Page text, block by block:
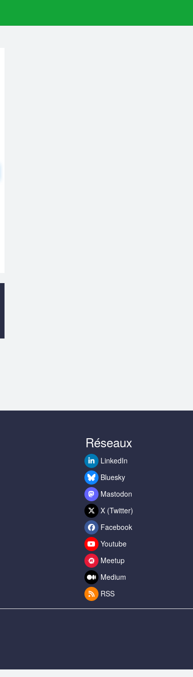
Réseaux
LinkedIn
Bluesky
Mastodon
X (Twitter)
Facebook
Youtube
Meetup
Medium
RSS